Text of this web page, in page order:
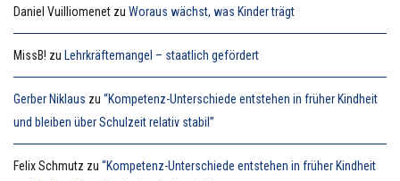
Daniel Vuilliomenet zu Woraus wächst, was Kinder trägt
MissB! zu Lehrkräftemangel – staatlich gefördert
Gerber Niklaus zu “Kompetenz-Unterschiede entstehen in früher Kindheit
und bleiben über Schulzeit relativ stabil”
Felix Schmutz zu “Kompetenz-Unterschiede entstehen in früher Kindheit